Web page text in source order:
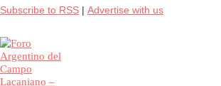
Subscribe to RSS |Advertise with us